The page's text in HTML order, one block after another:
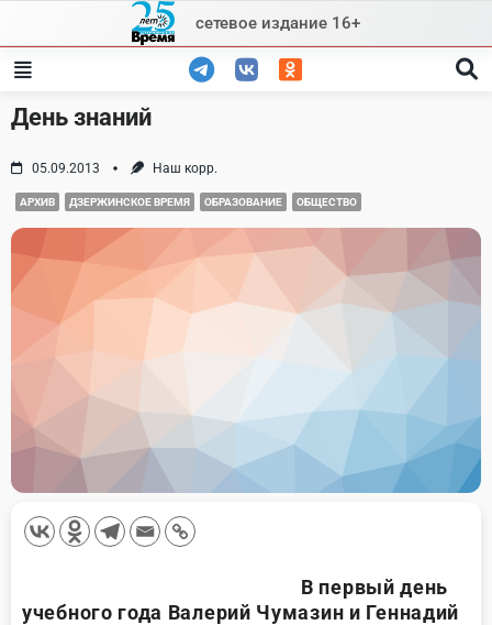
content
сетевое издание 16+
День знаний
05.09.2013 Наш корр.
АРХИВ ДЗЕРЖИНСКОЕ ВРЕМЯ ОБРАЗОВАНИЕ ОБЩЕСТВО
В первый день
учебного года Валерий Чумазин и Геннадий